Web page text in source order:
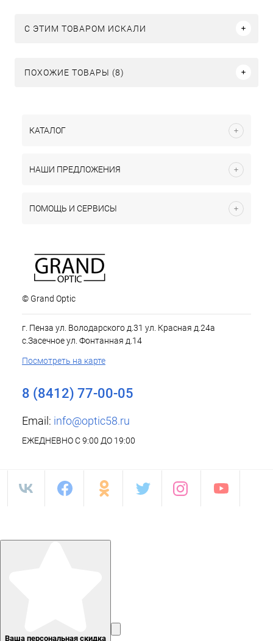
C ЭТИМ ТОВАРОМ ИСКАЛИ
ПОХОЖИЕ ТОВАРЫ (8)
КАТАЛОГ
НАШИ ПРЕДЛОЖЕНИЯ
ПОМОЩЬ И СЕРВИСЫ
© Grand Optic
г. Пенза ул. Володарского д.31 ул. Красная д.24а
с.Засечное ул. Фонтанная д.14
Посмотреть на карте
8 (8412) 77-00-05
Email: info@optic58.ru
ЕЖЕДНЕВНО С 9:00 ДО 19:00
Ваша персональная скидка